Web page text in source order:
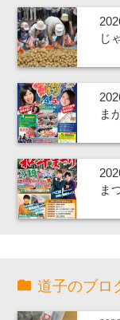
じ
ま
ま
道子のブロ